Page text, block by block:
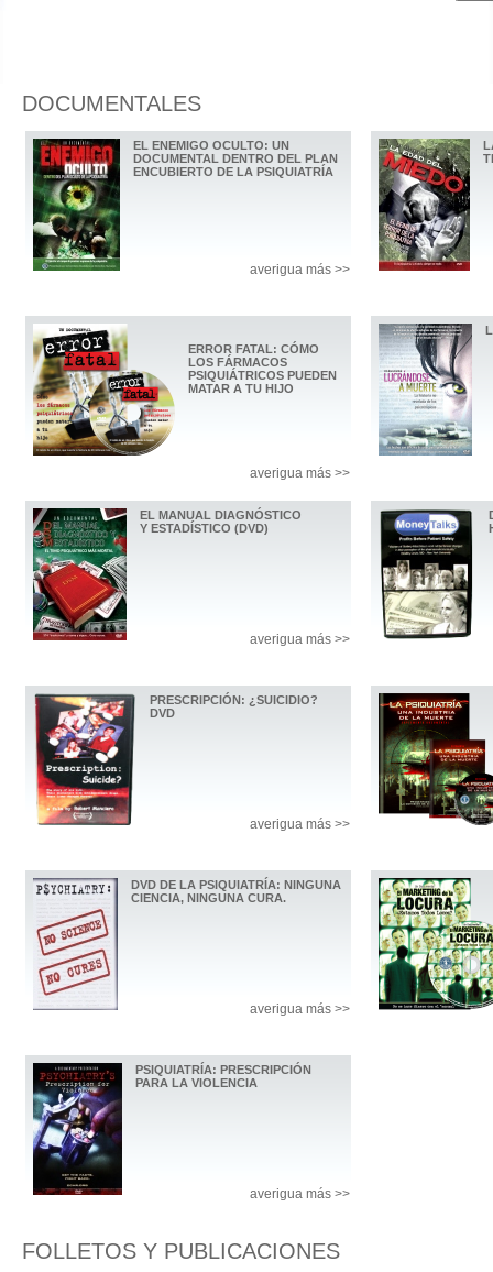
DOCUMENTALES
EL ENEMIGO OCULTO: UN
DOCUMENTAL DENTRO DEL PLAN
ENCUBIERTO DE LA PSIQUIATRÍA
averigua más >>
ERROR FATAL: CÓMO
LOS FÁRMACOS
PSIQUIÁTRICOS PUEDEN
MATAR A TU HIJO
averigua más >>
EL MANUAL DIAGNÓSTICO
Y ESTADÍSTICO (DVD)
averigua más >>
PRESCRIPCIÓN: ¿SUICIDIO?
DVD
averigua más >>
DVD DE LA PSIQUIATRÍA: NINGUNA
CIENCIA, NINGUNA CURA.
averigua más >>
PSIQUIATRÍA: PRESCRIPCIÓN
PARA LA VIOLENCIA
averigua más >>
FOLLETOS Y PUBLICACIONES